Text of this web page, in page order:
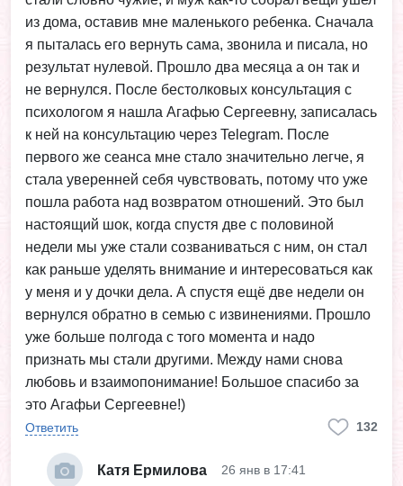
из дома, оставив мне маленького ребенка. Сначала
я пыталась его вернуть сама, звонила и писала, но
результат нулевой. Прошло два месяца а он так и
не вернулся. После бестолковых консультация с
психологом я нашла Агафью Сергеевну, записалась
к ней на консультацию через Telegram. После
первого же сеанса мне стало значительно легче, я
стала уверенней себя чувствовать, потому что уже
пошла работа над возвратом отношений. Это был
настоящий шок, когда спустя две с половиной
недели мы уже стали созваниваться с ним, он стал
как раньше уделять внимание и интересоваться как
у меня и у дочки дела. А спустя ещё две недели он
вернулся обратно в семью с извинениями. Прошло
уже больше полгода с того момента и надо
признать мы стали другими. Между нами снова
любовь и взаимопонимание! Большое спасибо за
это Агафьи Сергеевне!)
Ответить 132
Катя Ермилова 26 янв в 17:41